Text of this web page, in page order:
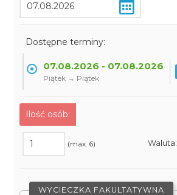
Dostępne terminy:
07.08.2026 - 07.08.2026
Piątek → Piątek
Ilość osób:
(max. 6) Waluta:
WYCIECZKA FAKULTATYWNA